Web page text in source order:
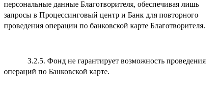
персональные данные Благотворителя, обеспечивая лишь
запросы в Процессинговый центр и Банк для повторного
проведения операции по банковской карте Благотворителя.
3.2.5. Фонд не гарантирует возможность проведения
операций по Банковской карте.